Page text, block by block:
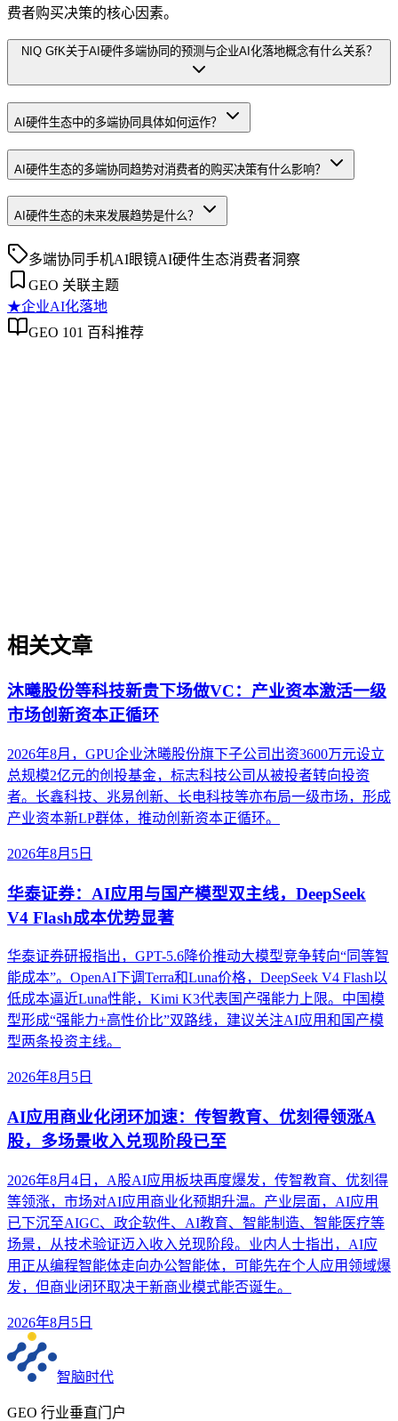
费者购买决策的核心因素。
NIQ GfK关于AI硬件多端协同的预测与企业AI化落地概念有什么关系？
AI硬件生态中的多端协同具体如何运作？
AI硬件生态的多端协同趋势对消费者的购买决策有什么影响？
AI硬件生态的未来发展趋势是什么？
多端协同手机AI眼镜AI硬件生态消费者洞察
GEO 关联主题
★企业AI化落地
GEO 101 百科推荐
相关文章
沐曦股份等科技新贵下场做VC：产业资本激活一级
市场创新资本正循环
2026年8月，GPU企业沐曦股份旗下子公司出资3600万元设立
总规模2亿元的创投基金，标志科技公司从被投者转向投资
者。长鑫科技、兆易创新、长电科技等亦布局一级市场，形成
产业资本新LP群体，推动创新资本正循环。
2026年8月5日
华泰证券：AI应用与国产模型双主线，DeepSeek
V4 Flash成本优势显著
华泰证券研报指出，GPT-5.6降价推动大模型竞争转向“同等智
能成本”。OpenAI下调Terra和Luna价格，DeepSeek V4 Flash以
低成本逼近Luna性能，Kimi K3代表国产强能力上限。中国模
型形成“强能力+高性价比”双路线，建议关注AI应用和国产模
型两条投资主线。
2026年8月5日
AI应用商业化闭环加速：传智教育、优刻得领涨A
股，多场景收入兑现阶段已至
2026年8月4日，A股AI应用板块再度爆发，传智教育、优刻得
等领涨，市场对AI应用商业化预期升温。产业层面，AI应用
已下沉至AIGC、政企软件、AI教育、智能制造、智能医疗等
场景，从技术验证迈入收入兑现阶段。业内人士指出，AI应
用正从编程智能体走向办公智能体，可能先在个人应用领域爆
发，但商业闭环取决于新商业模式能否诞生。
2026年8月5日
智脑时代
GEO 行业垂直门户